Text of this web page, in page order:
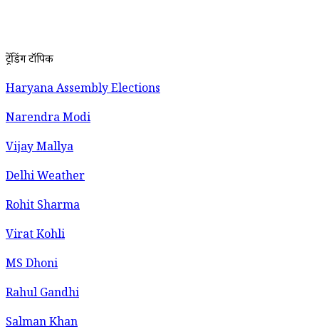
ट्रेंडिंग टॉपिक
Haryana Assembly Elections
Narendra Modi
Vijay Mallya
Delhi Weather
Rohit Sharma
Virat Kohli
MS Dhoni
Rahul Gandhi
Salman Khan